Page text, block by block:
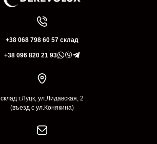
+38 068 798 60 57 склад
+38 096 820 21 93
склад г.Луцк, ул.Лидавская, 2
(въезд с ул.Конякина)